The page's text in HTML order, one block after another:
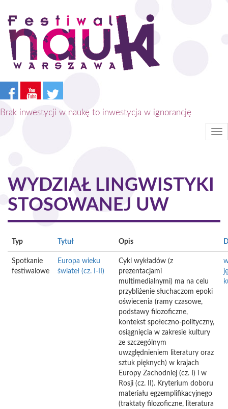
Przejdź
treści
Brak inwestycji w naukę to inwestycja w ignorancję
WYDZIAŁ LINGWISTYKI
STOSOWANEJ UW
Typ Tytuł Opis
Spotkanie
festiwalowe
Europa wieku
świateł (cz. I-II)
Cykl wykładów (z
prezentacjami
multimedialnymi) ma na celu
przybliżenie słuchaczom epoki
oświecenia (ramy czasowe,
podstawy filozoficzne,
kontekst społeczno-polityczny,
osiągnięcia w zakresie kultury
ze szczególnym
uwzględnieniem literatury oraz
sztuk pięknych) w krajach
Europy Zachodniej (cz. I) i w
Rosji (cz. II). Kryterium doboru
materiału egzemplifikacyjnego
(traktaty filozoficzne, literatura